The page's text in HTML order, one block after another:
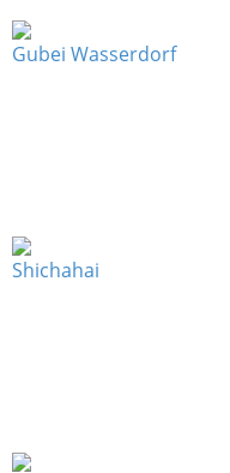
Gubei Wasserdorf
Shichahai